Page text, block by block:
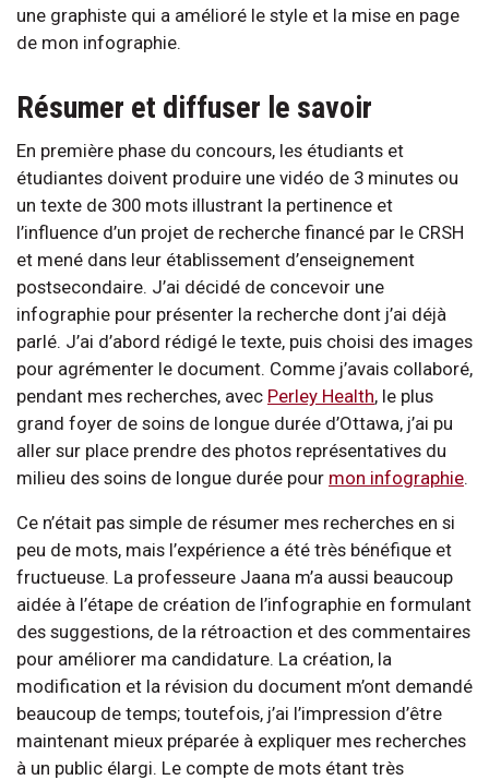
une graphiste qui a amélioré le style et la mise en page
de mon infographie.
Résumer et diffuser le savoir
En première phase du concours, les étudiants et
étudiantes doivent produire une vidéo de 3 minutes ou
un texte de 300 mots illustrant la pertinence et
l’influence d’un projet de recherche financé par le CRSH
et mené dans leur établissement d’enseignement
postsecondaire. J’ai décidé de concevoir une
infographie pour présenter la recherche dont j’ai déjà
parlé. J’ai d’abord rédigé le texte, puis choisi des images
pour agrémenter le document. Comme j’avais collaboré,
pendant mes recherches, avec Perley Health, le plus
grand foyer de soins de longue durée d’Ottawa, j’ai pu
aller sur place prendre des photos représentatives du
milieu des soins de longue durée pour mon infographie.
Ce n’était pas simple de résumer mes recherches en si
peu de mots, mais l’expérience a été très bénéfique et
fructueuse. La professeure Jaana m’a aussi beaucoup
aidée à l’étape de création de l’infographie en formulant
des suggestions, de la rétroaction et des commentaires
pour améliorer ma candidature. La création, la
modification et la révision du document m’ont demandé
beaucoup de temps; toutefois, j’ai l’impression d’être
maintenant mieux préparée à expliquer mes recherches
à un public élargi. Le compte de mots étant très